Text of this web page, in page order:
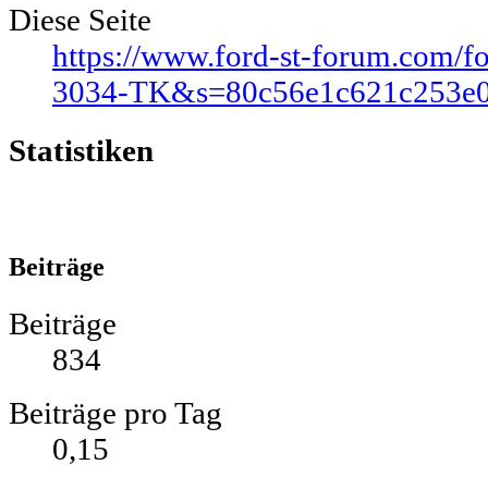
Diese Seite
https://www.ford-st-forum.com/
3034-
Statistiken
Beiträge
Beiträge
834
Beiträge pro Tag
0,15